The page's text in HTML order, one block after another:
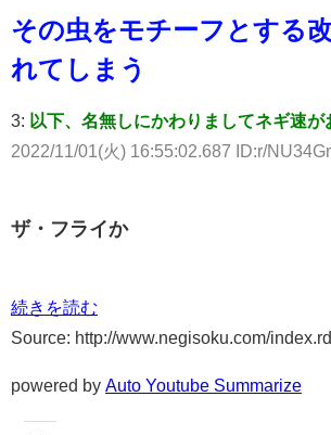
その虫をモチーフとする
れてしまう
3: 以下、名無しにかわりましてネギ速が
2022/11/01(火) 16:55:02.687 ID:r/
ザ・フライか
続きを読む
Source: http://www.negisoku.com/
powered by Auto Youtube Summarize